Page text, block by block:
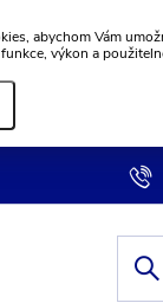
abychom Vám
výkon a